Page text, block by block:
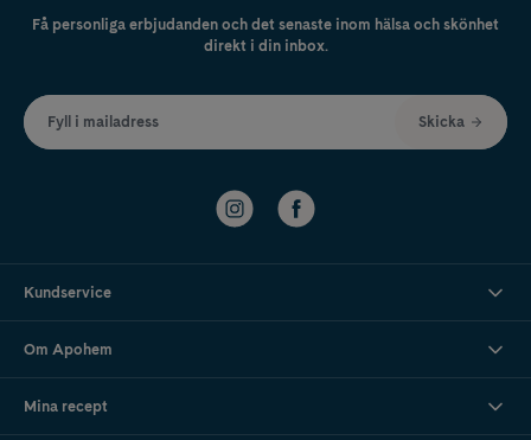
Få personliga erbjudanden och det senaste inom hälsa och skönhet
direkt i din inbox.
Fyll i mailadress Skicka
Kundservice
Om Apohem
Mina recept